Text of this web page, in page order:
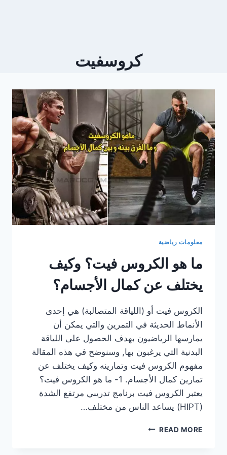
كروسفيت
معلومات رياضية
ما هو الكروس فيت؟ وكيف
يختلف عن كمال الأجسام؟
الكروس فيت أو (اللياقة المتصالبة) هي إحدى
الأنماط الحديثة في التمرين والتي يمكن أن
يمارسها الرياضيون بهدف الحصول على اللياقة
البدنية التي يرغبون بها, وسنوضح في هذه المقالة
مفهوم الكروس فيت وتمارينه وكيف يختلف عن
تمارين كمال الأجسام. 1- ما هو الكروس فيت؟
يعتبر الكروس فيت برنامج تدريبي مرتفع الشدة
(HIPT) يساعد الناس من مختلف…
READ MOREما